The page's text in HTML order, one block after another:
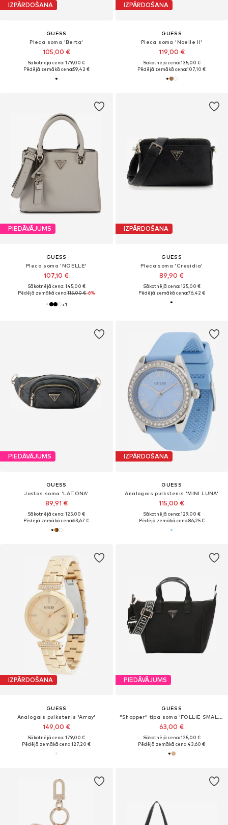
IZPĀRDOŠANA
GUESS
Pleca soma 'Berta'
105,00 €
Sākotnējā cena: 179,00 €
Pēdējā zemākā cena:59,42 €
IZPĀRDOŠANA
GUESS
Pleca soma 'Noelle II'
119,00 €
Sākotnējā cena: 135,00 €
Pēdējā zemākā cena:107,10 €
PIEDĀVĀJUMS
GUESS
Pleca soma 'NOELLE'
107,10 €
Sākotnējā cena: 145,00 €
Pēdējā zemākā cena:115,00 €-6%
+1
IZPĀRDOŠANA
GUESS
Pleca soma 'Cresidia'
89,90 €
Sākotnējā cena: 125,00 €
Pēdējā zemākā cena:76,42 €
PIEDĀVĀJUMS
GUESS
Jostas soma 'LATONA'
89,91 €
Sākotnējā cena: 125,00 €
Pēdējā zemākā cena:63,67 €
IZPĀRDOŠANA
GUESS
Analogais pulkstenis 'MINI LUNA'
115,00 €
Sākotnējā cena: 129,00 €
Pēdējā zemākā cena:86,25 €
IZPĀRDOŠANA
GUESS
Analogais pulkstenis 'Array'
149,00 €
Sākotnējā cena: 179,00 €
Pēdējā zemākā cena:127,20 €
PIEDĀVĀJUMS
GUESS
"Shopper" tipa soma 'FOLLIE SMALL TOTE'
63,00 €
Sākotnējā cena: 125,00 €
Pēdējā zemākā cena:43,60 €